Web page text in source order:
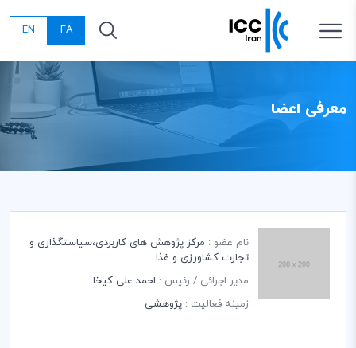
FA
EN
معرفی اعضا
نام عضو : مرکز پژوهش های کاربردی،سیاستگذاری و
تجارت کشاورزی و غذا
مدیر اجرائی / رئیس : احمد علی کیخا
زمینه فعالیت : پژوهشی